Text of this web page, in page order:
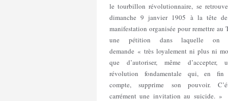
le tourbillon révolutionnaire, se
dimanche 9 janvier 1905 à la tête
manifestation organisée pour remettre au
une pétition dans laquelle on
demande « très loyalement ni plus ni
que d’autoriser, même d’accepter,
révolution fondamentale qui, en fin
compte, supprime son pouvoir.
carrément une invitation au suicide.